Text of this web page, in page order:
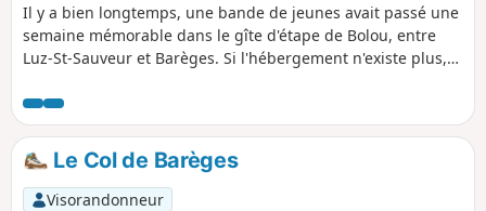
Il y a bien longtemps, une bande de jeunes avait passé une
semaine mémorable dans le gîte d'étape de Bolou, entre
Luz-St-Sauveur et Barèges. Si l'hébergement n'existe plus,
au cours d'une belle balade sous, dans, et presque au-
dessus des nuages. Je vous invite à nous suivre dans l'un
des vallons qui donne accès au Massif de Néouvielle.
Le Col de Barèges
Visorandonneur